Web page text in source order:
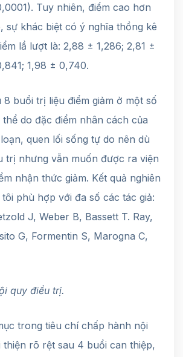
Tuy nhiên, điểm cao hơn
sự khác biệt có ý nghĩa thồng kê
lầ lượt là: 2,88 ± 1,286; 2,81 ±
1,98 ± 0,740.
8 buổi trị liệu điểm giảm ở một số
do đặc điểm nhân cách của
quen lối sống tự do nên dù
trị nhưng vẫn muốn được ra viện
nhận thức giảm. Kết quả nghiên
phù hợp với đa số các tác giả:
J, Weber B, Bassett T. Ray,
G, Formentin S, Marogna C,
quy điều trị.
trong tiêu chí chấp hành nội
thiện rõ rệt sau 4 buổi can thiệp,